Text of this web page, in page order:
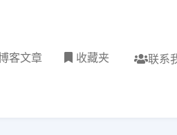
客文章 收藏夹 联系